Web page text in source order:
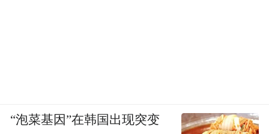
“泡菜基因”在韩国出现突变